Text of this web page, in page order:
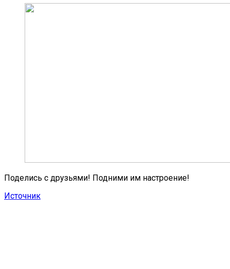
Поделись с друзьями! Подними им настроение!
Источник